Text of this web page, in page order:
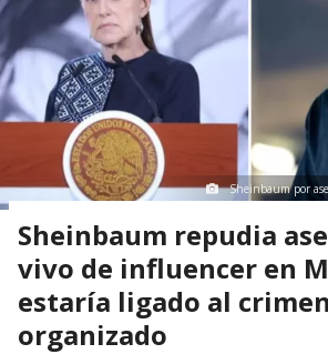
Sheinbaum por
Sheinbaum repudia
vivo de influencer en
estaría ligado al crimen
organizado